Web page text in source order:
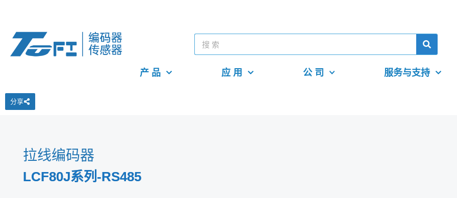
产 品 应 用 公 司 服务与支持
分享
拉线编码器
LCF80J系列-RS485